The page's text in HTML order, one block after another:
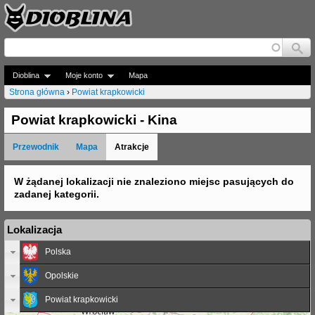
Jump to navigation
Dioblina Moje konto Mapa
J
e
s
e
ś
t
a
Strona główna › Powiat krapkowicki
Powiat krapkowicki - Kina
Przewodnik Mapa Atrakcje
W żądanej lokalizacji nie znaleziono miejsc pasujących do
zadanej kategorii.
Lokalizacja
Polska
Opolskie
Powiat krapkowicki